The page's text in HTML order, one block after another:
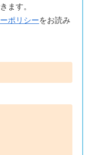
ます。
ポリシーをお読み